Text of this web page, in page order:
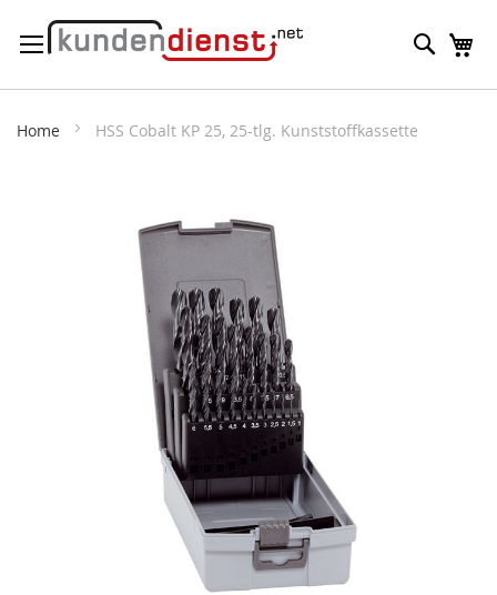
zum
Suche
Home HSS Cobalt KP 25, 25-tlg. Kunststoffkassette